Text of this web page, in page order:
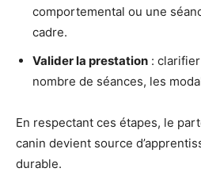
comportemental ou une
cadre.
Valider la prestation :
nombre de séances, les
En respectant ces étapes, le
canin devient source
durable.